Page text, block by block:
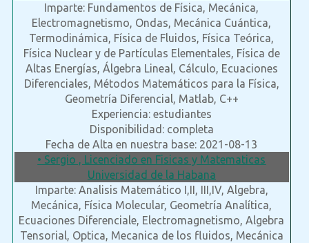
Imparte: Fundamentos de Física, Mecánica,
Electromagnetismo, Ondas, Mecánica Cuántica,
Termodinámica, Física de Fluidos, Física Teórica,
Física Nuclear y de Partículas Elementales, Física de
Altas Energías, Álgebra Lineal, Cálculo, Ecuaciones
Diferenciales, Métodos Matemáticos para la Física,
Geometría Diferencial, Matlab, C++
Experiencia: estudiantes
Disponibilidad: completa
Fecha de Alta en nuestra base: 2021-08-13
• Sergio , Licenciado en Fisicas y Matematicas
Universidad de la Habana
Imparte: Analisis Matemático I,II, III,IV, Algebra,
Mecánica, Física Molecular, Geometría Analítica,
Ecuaciones Diferenciale, Electromagnetismo, Algebra
Tensorial, Optica, Mecanica de los fluidos, Mecánica